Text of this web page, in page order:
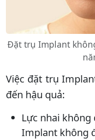
Đặt trụ Implant
Việc đặt trụ
đến hậu quả:
Lực nhai
Implant không